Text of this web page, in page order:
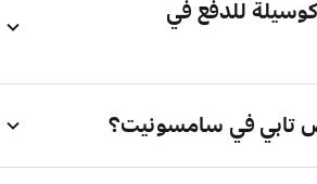
للدفع في
تابي في سامسونيت؟